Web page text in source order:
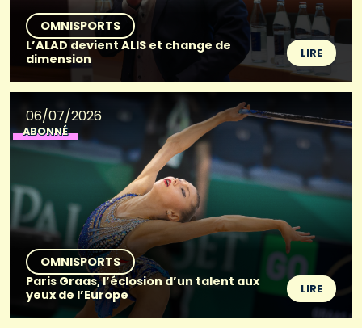
OMNISPORTS
L’ALAD devient ALIS et change de
dimension
LIRE
06/07/2026
ABONNÉ
OMNISPORTS
Paris Graas, l’éclosion d’un talent aux
yeux de l’Europe
LIRE